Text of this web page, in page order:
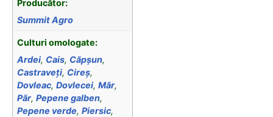
Producător:
Summit Agro
Culturi omologate:
Ardei, Cais, Căpşun,
Castraveţi, Cireş,
Dovleac,Dovlecei,Măr,
Păr,Pepene galben,
Pepene verde,Piersic,